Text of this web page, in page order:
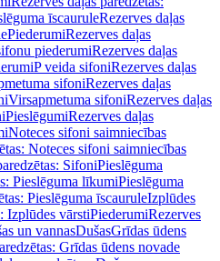
īscauruleRezerves daļas
PiederumiRezerves daļas
piederumiRezerves daļas
P veida sifoniRezerves daļas
sifoniRezerves daļas
Virsapmetuma sifoniRezerves daļas
PieslēgumiRezerves daļas
Noteces sifoni saimniecības
Noteces sifoni saimniecības
SifoniPieslēguma
Pieslēguma līkumiPieslēguma
Pieslēguma īscauruleIzplūdes
Izplūdes vārstiPiederumiRezerves
un vannasDušasGrīdas ūdens
Grīdas ūdens novade